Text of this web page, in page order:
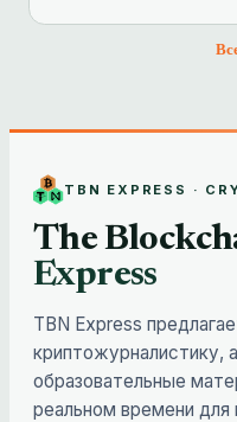
TBN EXPRESS ·
The
Express
TBN Express
криптожурналистику,
образовательные
реальном времени